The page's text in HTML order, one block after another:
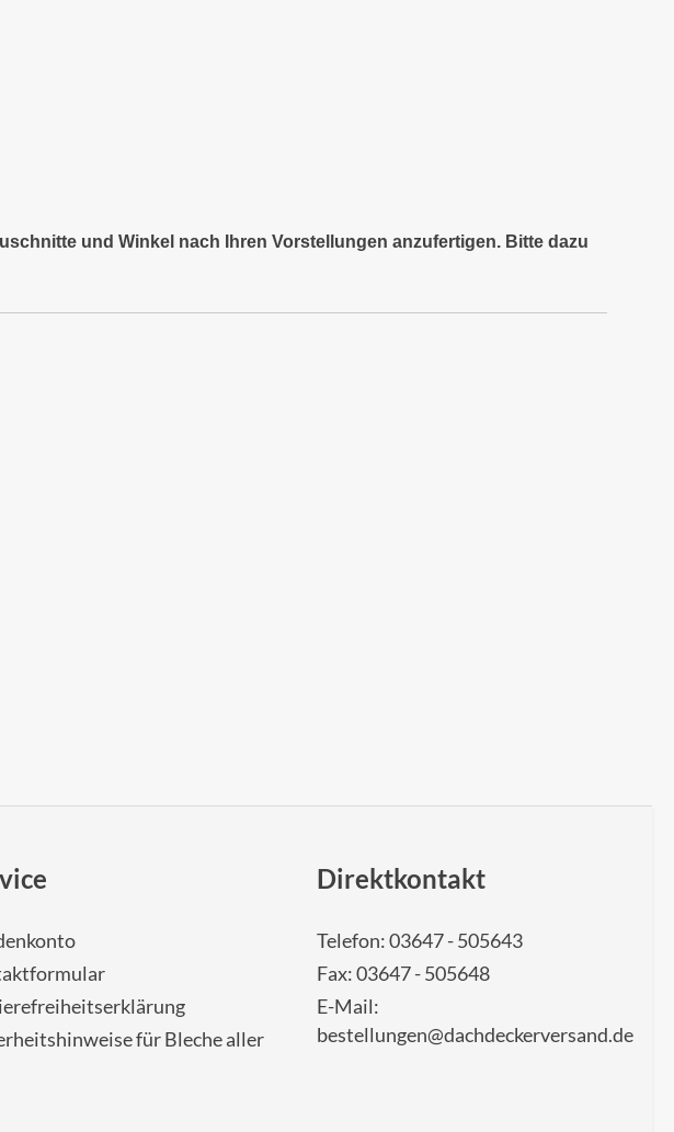
und Winkel nach Ihren Vorstellungen anzufertigen. Bitte dazu
für Bleche aller
Direktkontakt
Telefon: 03647 - 505643
Fax: 03647 - 505648
E-Mail:
bestellungen@dachdeckerversand.de